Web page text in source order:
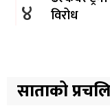
४
विरोध
५
बजेट
१ दिन अघि
साताको